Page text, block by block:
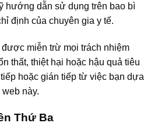
hướng dẫn sử dụng trên bao bì
định của chuyên gia y tế.
miễn trừ mọi trách nhiệm
thất, thiệt hại hoặc hậu quả tiêu
hoặc gián tiếp từ việc bạn dựa
này.
Thứ Ba